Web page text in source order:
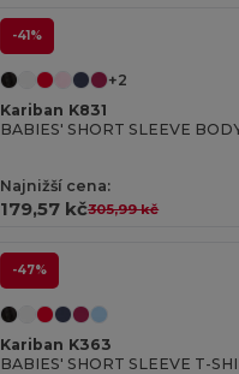
-41%
+2
Kariban K831
BABIES' SHORT SLEEVE
Najnižší cena:
179,57 kč305,99 kč
-47%
Kariban K363
BABIES' SHORT SLEEVE T-